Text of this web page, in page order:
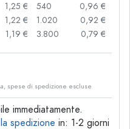
1,25 €
1,22 €
1,19 €
540
0,96 €
1.020
0,92 €
3.800
0,79 €
spese di spedizione escluse
immediatamente.
spedizione in: 1-2 giorni